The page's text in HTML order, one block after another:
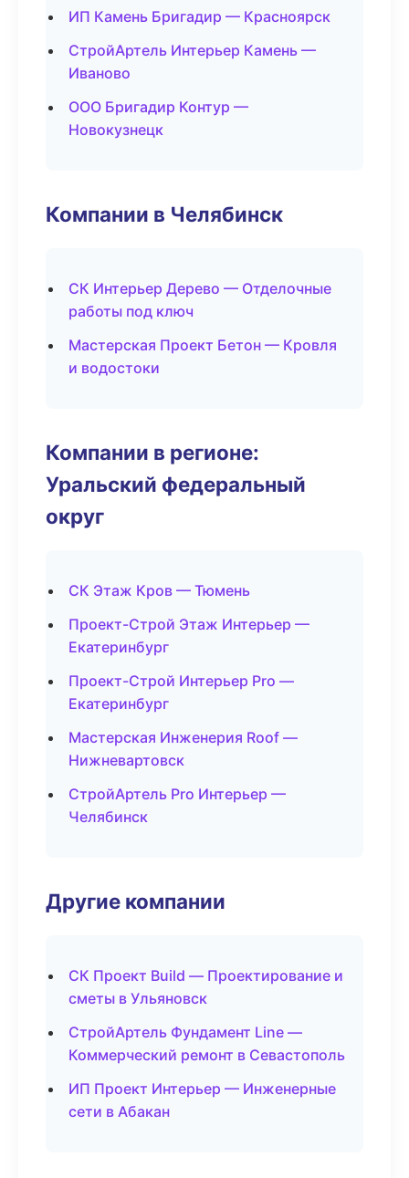
ИП Камень Бригадир — Красноярск
СтройАртель Интерьер Камень —
Иваново
ООО Бригадир Контур —
Новокузнецк
Компании в Челябинск
СК Интерьер Дерево — Отделочные
работы под ключ
Мастерская Проект Бетон — Кровля
и водостоки
Компании в регионе:
Уральский федеральный
округ
СК Этаж Кров — Тюмень
Проект-Строй Этаж Интерьер —
Екатеринбург
Проект-Строй Интерьер Pro —
Екатеринбург
Мастерская Инженерия Roof —
Нижневартовск
СтройАртель Pro Интерьер —
Челябинск
Другие компании
СК Проект Build — Проектирование и
сметы в Ульяновск
СтройАртель Фундамент Line —
Коммерческий ремонт в Севастополь
ИП Проект Интерьер — Инженерные
сети в Абакан